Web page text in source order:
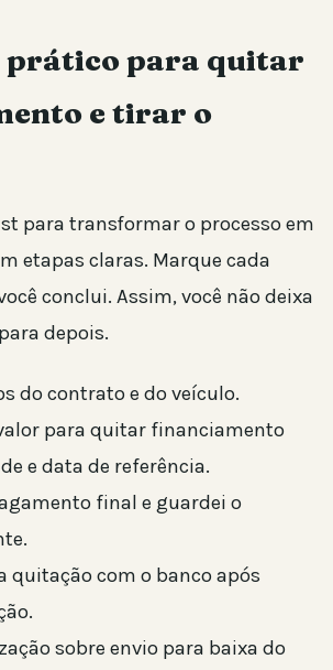
prático para quitar
e tirar o
para transformar o processo em
etapas claras. Marque cada
conclui. Assim, você não deixa
depois.
do contrato e do veículo.
para quitar financiamento
e data de referência.
final e guardei o
quitação com o banco após
sobre envio para baixa do